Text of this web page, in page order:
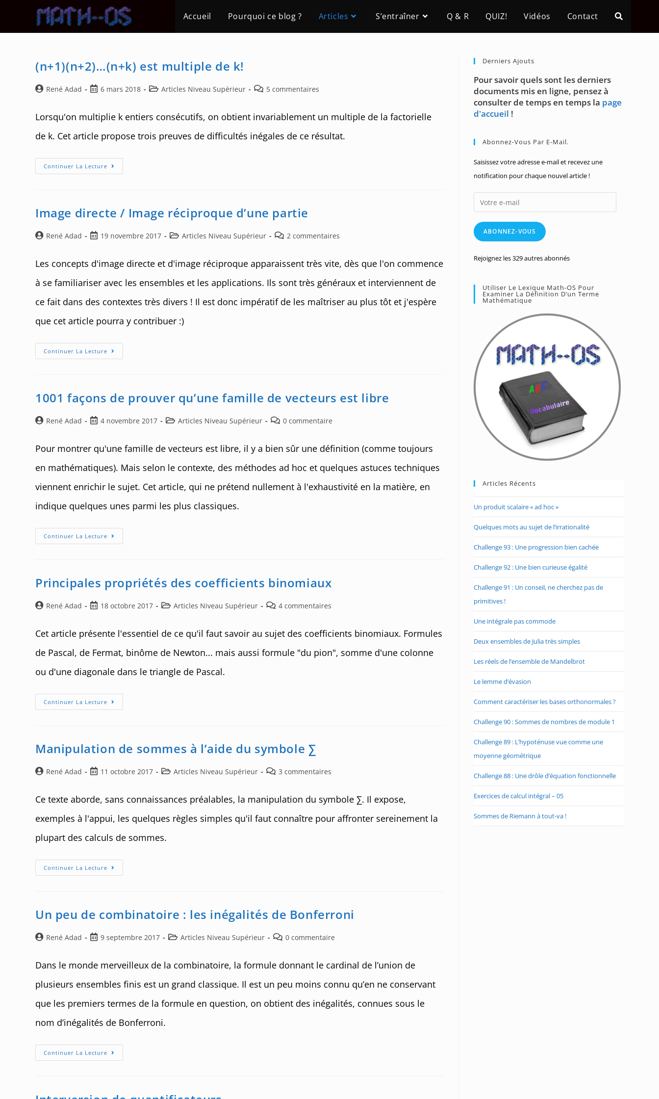
content
Accueil Pourquoi ce blog ? Articles S’entraîner Q & R QUIZ! Vidéos Contact
(n+1)(n+2)…(n+k) est multiple de k!
Auteur/autrice
publication :
René Adad
Post6 mars 2018
PostArticles Niveau Supérieur
Post5 commentaires
Lorsqu'on multiplie k entiers consécutifs, on obtient invariablement un multiple de la factorielle
de k. Cet article propose trois preuves de difficultés inégales de ce résultat.
Continuer La Lecture (n+1)
(n+2)
De
K!
Image directe / Image réciproque d’une partie
Auteur/autrice
publication :
René Adad
Post19 novembre 2017
PostArticles Niveau Supérieur
Post2 commentaires
Les concepts d'image directe et d'image réciproque apparaissent très vite, dès que l'on commence
à se familiariser avec les ensembles et les applications. Ils sont très généraux et interviennent de
ce fait dans des contextes très divers ! Il est donc impératif de les maîtriser au plus tôt et j'espère
que cet article pourra y contribuer :)
Continuer La Lecture Image
Directe
Partie
1001 façons de prouver qu’une famille de vecteurs est libre
Auteur/autrice
publication :
René Adad
Post4 novembre 2017
PostArticles Niveau Supérieur
Post0 commentaire
Pour montrer qu'une famille de vecteurs est libre, il y a bien sûr une définition (comme toujours
en mathématiques). Mais selon le contexte, des méthodes ad hoc et quelques astuces techniques
viennent enrichir le sujet. Cet article, qui ne prétend nullement à l'exhaustivité en la matière, en
indique quelques unes parmi les plus classiques.
Continuer La Lecture 1001
Façons
Vecteurs
Principales propriétés des coefficients binomiaux
Auteur/autrice
publication :
René Adad
Post18 octobre 2017
PostArticles Niveau Supérieur
Post4 commentaires
Cet article présente l'essentiel de ce qu'il faut savoir au sujet des coefficients binomiaux. Formules
de Pascal, de Fermat, binôme de Newton... mais aussi formule "du pion", somme d'une colonne
ou d'une diagonale dans le triangle de Pascal.
Continuer La Lecture Principales
Propriétés
Manipulation de sommes à l’aide du symbole ∑
Auteur/autrice
publication :
René Adad
Post11 octobre 2017
PostArticles Niveau Supérieur
Post3 commentaires
Ce texte aborde, sans connaissances préalables, la manipulation du symbole ∑. Il expose,
exemples à l'appui, les quelques règles simples qu'il faut connaître pour affronter sereinement la
plupart des calculs de sommes.
Continuer La Lecture Manipulation
De
Symbole
∑
Un peu de combinatoire : les inégalités de Bonferroni
Auteur/autrice
publication :
René Adad
Post9 septembre 2017
PostArticles Niveau Supérieur
Post0 commentaire
Dans le monde merveilleux de la combinatoire, la formule donnant le cardinal de l’union de
plusieurs ensembles finis est un grand classique. Il est un peu moins connu qu’en ne conservant
que les premiers termes de la formule en question, on obtient des inégalités, connues sous le
nom d’inégalités de Bonferroni.
Continuer La Lecture Un
Peu
Inégalités
Derniers Ajouts
Pour savoir quels sont les derniers
documents mis en ligne, pensez à
consulter de temps en temps la page
d'accueil !
Abonnez-Vous Par E-Mail.
Saisissez votre adresse e-mail et recevez une
notification pour chaque nouvel article !
Votre
e-
mailABONNEZ-VOUS
Rejoignez les 329 autres abonnés
Utiliser Le Lexique Math-OS Pour
Examiner La Définition D’un Terme
Mathématique
Articles Récents
Un produit scalaire « ad hoc »
Quelques mots au sujet de l’irrationalité
Challenge 93 : Une progression bien cachée
Challenge 92 : Une bien curieuse égalité
Challenge 91 : Un conseil, ne cherchez pas de
primitives !
Une intégrale pas commode
Deux ensembles de Julia très simples
Les réels de l’ensemble de Mandelbrot
Le lemme d’évasion
Comment caractériser les bases orthonormales ?
Challenge 90 : Sommes de nombres de module 1
Challenge 89 : L’hypoténuse vue comme une
moyenne géométrique
Challenge 88 : Une drôle d’équation fonctionnelle
Exercices de calcul intégral – 05
Sommes de Riemann à tout-va !